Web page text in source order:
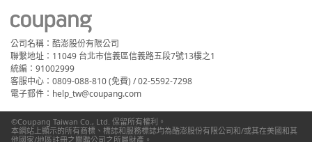
公司名稱：酷澎股份有限公司
聯繫地址：11049 台北市信義區信義路五段7號13樓之1
統編：91002999
客服中心：0809-088-810 (免費) / 02-5592-7298
電子郵件：help_tw@coupang.com
©Coupang Taiwan Co., Ltd. 保留所有權利。
本網站上顯示的所有商標、標誌和服務標誌均為酷澎股份有限公司和/或其在美國和其
他國家/地區註冊之關聯公司之所屬財產。